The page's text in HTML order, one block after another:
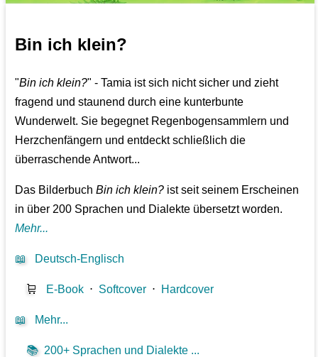
Bin ich klein?
"Bin ich klein?" - Tamia ist sich nicht sicher und zieht
fragend und staunend durch eine kunterbunte
Wunderwelt. Sie begegnet Regenbogensammlern und
Herzchenfängern und entdeckt schließlich die
überraschende Antwort...
Das BilderbuchBin ich klein? ist seit seinem Erscheinen
in über 200 Sprachen und Dialekte übersetzt worden.
Mehr...
📖 Deutsch-Englisch
🛒 E-Book ⋅ Softcover ⋅ Hardcover
📖 Mehr...
📚 200+ Sprachen und Dialekte ...